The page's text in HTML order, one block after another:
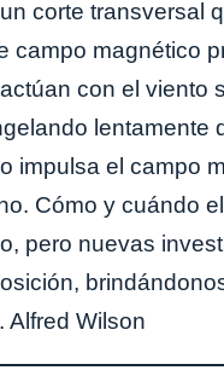
corte transversal
campo magnético
con el viento
lentamente
impulsa el campo
Cómo y cuándo
pero nuevas
Alfred Wilson